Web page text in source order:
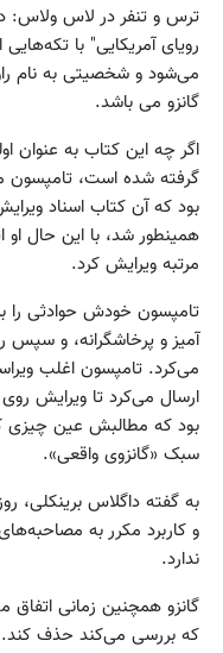
ترس و تنفر در لاس ولاس:
می‌شود و شخصیتی به نام
گانزو می باشد.
اگر چه این کتاب به عنوان
گرفته شده است، تامپسون
بود که آن کتاب اسناد
همینطور شد، با این حال او
مرتبه ویرایش کرد.
تامپسون خودش حوادثی را
آمیز و پرخاشگرانه، و سپس
می‌کرد. تامپسون اغلب
ارسال می‌کرد تا ویرایش
بود که مطالبش عین چیزی
سبک «گانزوی واقعی».
به گفته داگلاس برینکلی،
و کاربرد مکرر به
ندارد.
گانزو همچنین زمانی
که بررسی می‌کند حذف کند.